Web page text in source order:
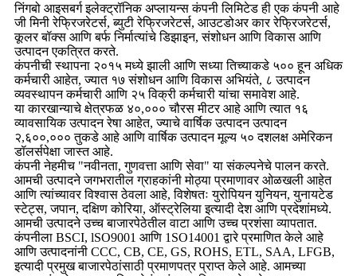
निंगबो आइसबर्ग इलेक्ट्रॉनिक अप्लायन्स कंपनी लिमिटेड ही एक कंपनी आहे
जी मिनी रेफ्रिजरेटर्स, ब्युटी रेफ्रिजरेटर्स, आउटडोअर कार रेफ्रिजरेटर्स,
कूलर बॉक्स आणि बर्फ निर्मात्यांचे डिझाइन, संशोधन आणि विकास आणि
उत्पादन एकत्रित करते.
कंपनीची स्थापना २०१५ मध्ये झाली आणि सध्या तिच्याकडे ५०० हून अधिक
कर्मचारी आहेत, ज्यात १७ संशोधन आणि विकास अभियंते, ८ उत्पादन
व्यवस्थापन कर्मचारी आणि २५ विक्री कर्मचारी यांचा समावेश आहे.
या कारखान्याचे क्षेत्रफळ ४०,००० चौरस मीटर आहे आणि त्यात १६
व्यावसायिक उत्पादन रेषा आहेत, ज्याचे वार्षिक उत्पादन उत्पादन
२,६००,००० तुकडे आहे आणि वार्षिक उत्पादन मूल्य ५० दशलक्ष अमेरिकन
डॉलर्सपेक्षा जास्त आहे.
कंपनी नेहमीच "नवीनता, गुणवत्ता आणि सेवा" या संकल्पनेचे पालन करते.
आमची उत्पादने जगभरातील ग्राहकांनी मोठ्या प्रमाणावर ओळखली आहेत
आणि त्यांच्यावर विश्वास ठेवला आहे, विशेषतः युरोपियन युनियन, युनायटेड
स्टेट्स, जपान, दक्षिण कोरिया, ऑस्ट्रेलिया इत्यादी देश आणि प्रदेशांमध्ये.
आमची उत्पादने उच्च बाजारपेठेतील वाटा आणि उच्च प्रशंसा व्यापतात.
कंपनीला BSCI, lSO9001 आणि 1SO14001 द्वारे प्रमाणित केले आहे
आणि उत्पादनांनी CCC, CB, CE, GS, ROHS, ETL, SAA, LFGB,
इत्यादी प्रमुख बाजारपेठांसाठी प्रमाणपत्र प्राप्त केले आहे. आमच्या